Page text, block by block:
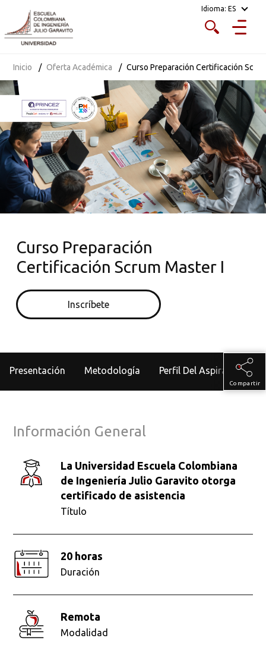
Idioma: ES
Inicio Oferta Académica Curso Preparación Certificación
Curso Preparación
Certificación Scrum Master I
Inscríbete
Presentación Metodología Perfil Del Aspirante
Compartir
Información General
La Universidad Escuela Colombiana
de Ingeniería Julio Garavito otorga
certificado de asistencia
Título
20 horas
Duración
remota
Modalidad